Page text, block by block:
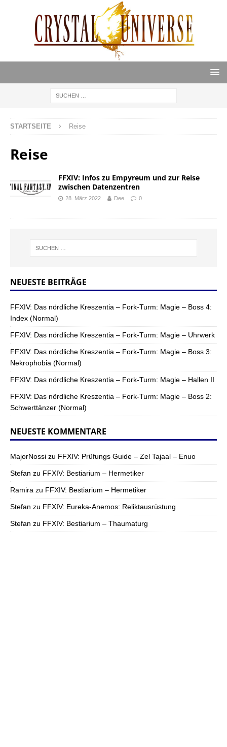
STARTSEITE Reise
Reise
FFXIV: Infos zu Empyreum und zur Reise
zwischen Datenzentren
28. März 2022 Dee 0
NEUESTE BEITRÄGE
FFXIV: Das nördliche Kreszentia – Fork-Turm: Magie – Boss 4:
Index (Normal)
FFXIV: Das nördliche Kreszentia – Fork-Turm: Magie – Uhrwerk
FFXIV: Das nördliche Kreszentia – Fork-Turm: Magie – Boss 3:
Nekrophobia (Normal)
FFXIV: Das nördliche Kreszentia – Fork-Turm: Magie – Hallen II
FFXIV: Das nördliche Kreszentia – Fork-Turm: Magie – Boss 2:
Schwerttänzer (Normal)
NEUESTE KOMMENTARE
MajorNossi zu FFXIV: Prüfungs Guide – Zel Tajaal – Enuo
Stefan zu FFXIV: Bestiarium – Hermetiker
Ramira zu FFXIV: Bestiarium – Hermetiker
Stefan zu FFXIV: Eureka-Anemos: Reliktausrüstung
Stefan zu FFXIV: Bestiarium – Thaumaturg